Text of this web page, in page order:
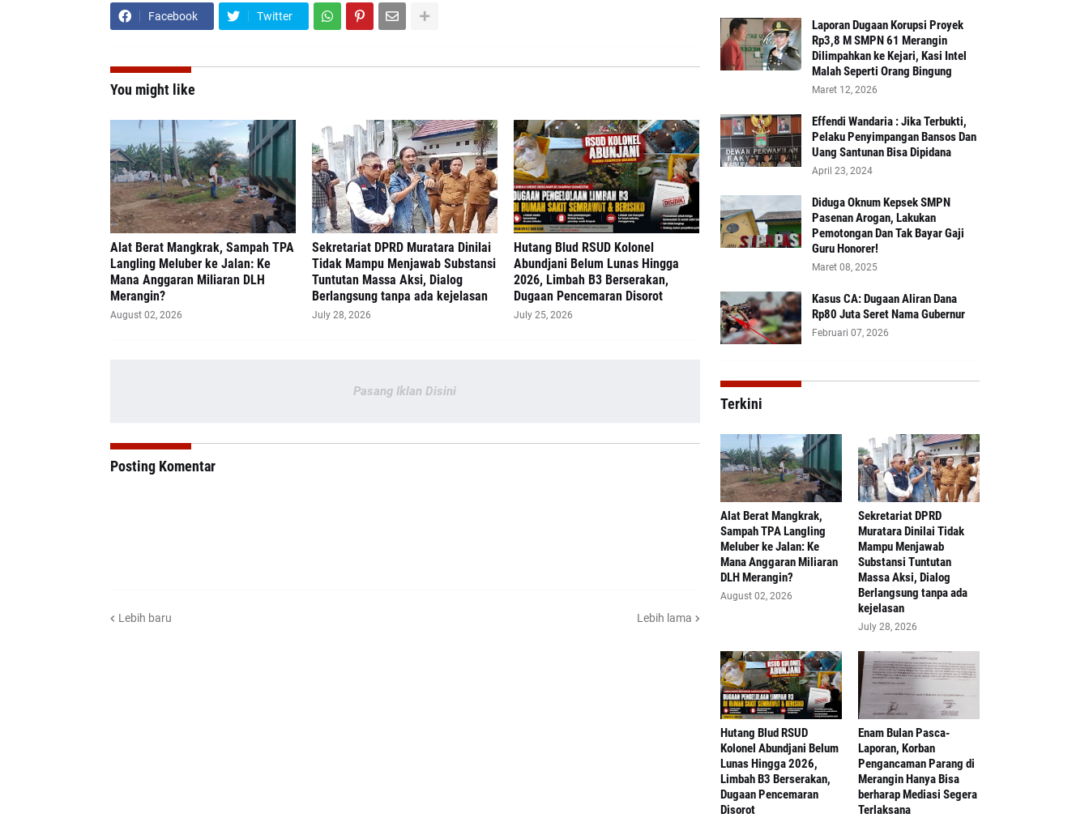
Facebook Twitter
You might like
Alat Berat Mangkrak, Sampah TPA
Langling Meluber ke Jalan: Ke
Mana Anggaran Miliaran DLH
Merangin?
August 02, 2026
Sekretariat DPRD Muratara Dinilai
Tidak Mampu Menjawab Substansi
Tuntutan Massa Aksi, Dialog
Berlangsung tanpa ada kejelasan
July 28, 2026
‎Hutang Blud RSUD Kolonel
Abundjani Belum Lunas Hingga
2026, Limbah B3 Berserakan,
Dugaan Pencemaran Disorot
July 25, 2026
Pasang Iklan Disini
Posting Komentar
Lebih baru Lebih lama
‎Laporan Dugaan Korupsi Proyek
Rp3,8 M SMPN 61 Merangin
Dilimpahkan ke Kejari, Kasi Intel
Malah Seperti Orang Bingung
Maret 12, 2026
Effendi Wandaria : Jika Terbukti,
Pelaku Penyimpangan Bansos Dan
Uang Santunan Bisa Dipidana
April 23, 2024
Diduga Oknum Kepsek SMPN
Pasenan Arogan, Lakukan
Pemotongan Dan Tak Bayar Gaji
Guru Honorer!
Maret 08, 2025
Kasus CA: Dugaan Aliran Dana
Rp80 Juta Seret Nama Gubernur
Februari 07, 2026
Terkini
Alat Berat Mangkrak,
Sampah TPA Langling
Meluber ke Jalan: Ke
Mana Anggaran Miliaran
DLH Merangin?
August 02, 2026
Sekretariat DPRD
Muratara Dinilai Tidak
Mampu Menjawab
Substansi Tuntutan
Massa Aksi, Dialog
Berlangsung tanpa ada
kejelasan
July 28, 2026
‎Hutang Blud RSUD
Kolonel Abundjani Belum
Lunas Hingga 2026,
Limbah B3 Berserakan,
Dugaan Pencemaran
Disorot
Enam Bulan Pasca-
Laporan, Korban
Pengancaman Parang di
Merangin Hanya Bisa
berharap Mediasi Segera
Terlaksana